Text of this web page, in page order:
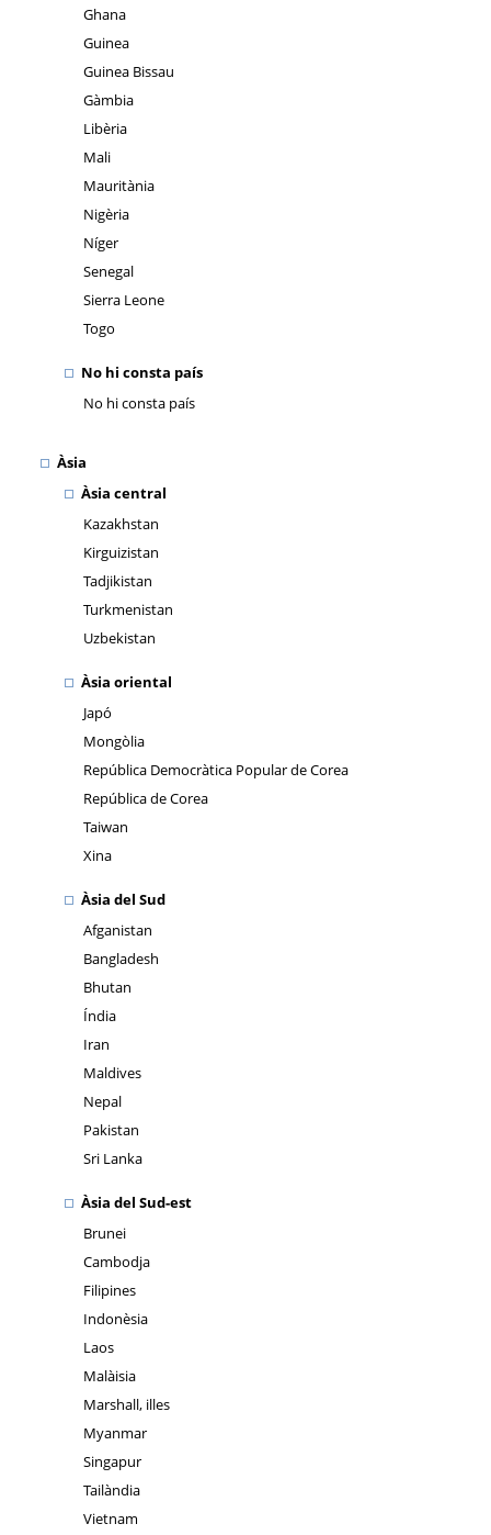
Ghana
Guinea
Guinea Bissau
Gàmbia
Libèria
Mali
Mauritània
Nigèria
Níger
Senegal
Sierra Leone
Togo
No hi consta país
No hi consta país
Àsia
Àsia central
Kazakhstan
Kirguizistan
Tadjikistan
Turkmenistan
Uzbekistan
Àsia oriental
Japó
Mongòlia
República Democràtica Popular de Corea
República de Corea
Taiwan
Xina
Àsia del Sud
Afganistan
Bangladesh
Bhutan
Índia
Iran
Maldives
Nepal
Pakistan
Sri Lanka
Àsia del Sud-est
Brunei
Cambodja
Filipines
Indonèsia
Laos
Malàisia
Marshall, illes
Myanmar
Singapur
Tailàndia
Vietnam